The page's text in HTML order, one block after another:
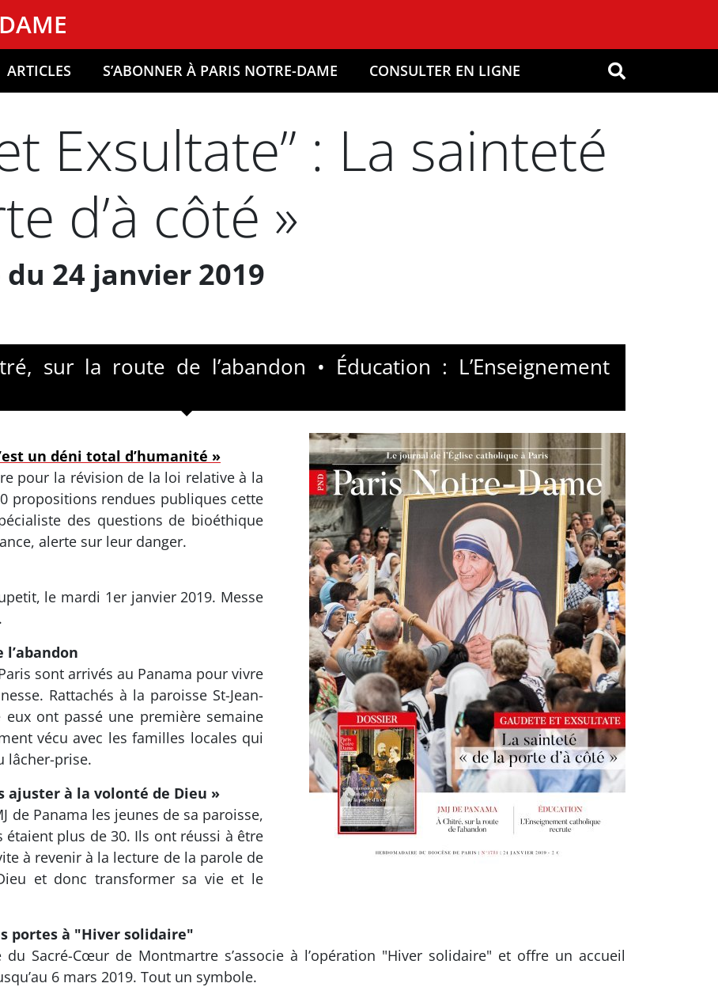
OK
ARTICLES S’ABONNER À PARIS NOTRE-DAME CONSULTER EN LIGNE
Exsultate” : La sainteté
d’à côté »
24 janvier 2019
sur la route de l’abandon • Éducation : L’Enseignement
un déni total d’humanité »
pour la révision de la loi relative à la
propositions rendues publiques cette
des questions de bioéthique
alerte sur leur danger.
le mardi 1er janvier 2019. Messe
sont arrivés au Panama pour vivre
Rattachés à la paroisse St-Jean-
eux ont passé une première semaine
vécu avec les familles locales qui
lâcher-prise.
ajuster à la volonté de Dieu »
de Panama les jeunes de sa paroisse,
étaient plus de 30. Ils ont réussi à être
à revenir à la lecture de la parole de
et donc transformer sa vie et le
portes à "Hiver solidaire"
Sacré-Cœur de Montmartre s’associe à l’opération "Hiver solidaire" et offre un accueil
6 mars 2019. Tout un symbole.